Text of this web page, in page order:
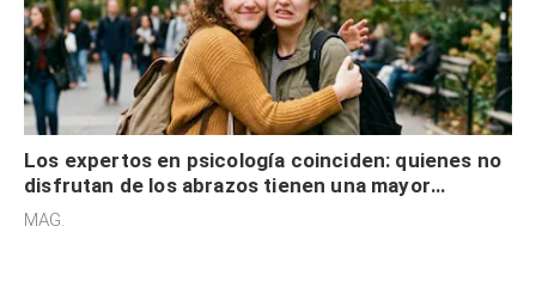
Los expertos en psicología coinciden: quienes no
disfrutan de los abrazos tienen una mayor
sensibilidad a los estímulos físicos y no es por
MAG.